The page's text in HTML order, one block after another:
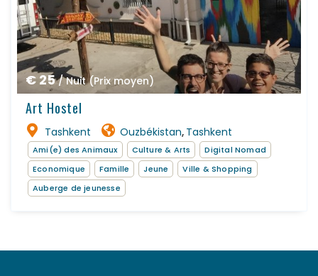
€ 25/ Nuit (Prix moyen)
Art Hostel
Tashkent Ouzbékistan, Tashkent
Ami(e) des Animaux Culture & Arts
Digital Nomad
Economique
Famille Jeune
Ville & Shopping
Auberge de jeunesse